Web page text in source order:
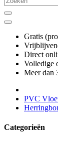
Gratis
Direct
Volledige
Meer dan
PVC
Categorieën